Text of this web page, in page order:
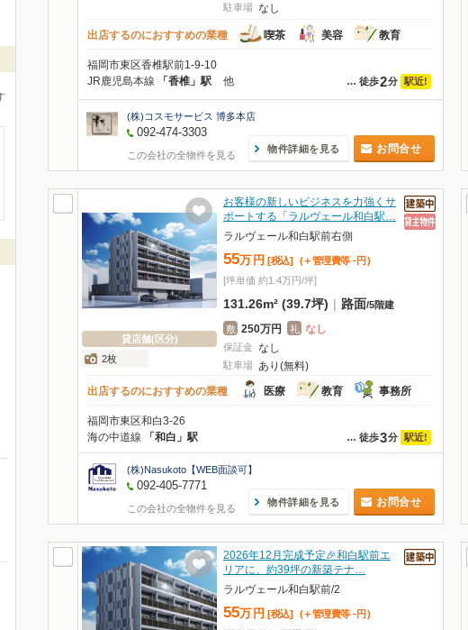
駐車場 なし
出店するのにおすすめの業種 喫茶 美容 教育
福岡市東区香椎駅前1-9-10
… 徒歩2分 駅近!
JR鹿児島本線 「香椎」駅 他
(株)コスモサービス 博多本店
092-474-3303
この会社の全物件を見る
物件詳細を見る お問合せ
貸店舗(区分)
2枚
お客様の新しいビジネスを力強くサ
ポートする「ラルヴェール和白駅…
ラルヴェール和白駅前右側
55万 円 [税込] (＋管理費等 - 円 )
[坪単価 約1.4万円/坪]
131.26m² (39.7坪) | 路面/5階建
敷 250万円 礼 なし
保証金 なし
駐車場 あり(無料)
出店するのにおすすめの業種
医療 教育 事務所
福岡市東区和白3-26
… 徒歩3分 駅近!
海の中道線 「和白」駅
(株)Nasukoto【WEB面談可】
092-405-7771
この会社の全物件を見る
物件詳細を見る お問合せ
2026年12月完成予定🎉和白駅前エ
リアに、約39坪の新築テナ…
ラルヴェール和白駅前/2
55万 円 [税込] (＋管理費等 - 円 )